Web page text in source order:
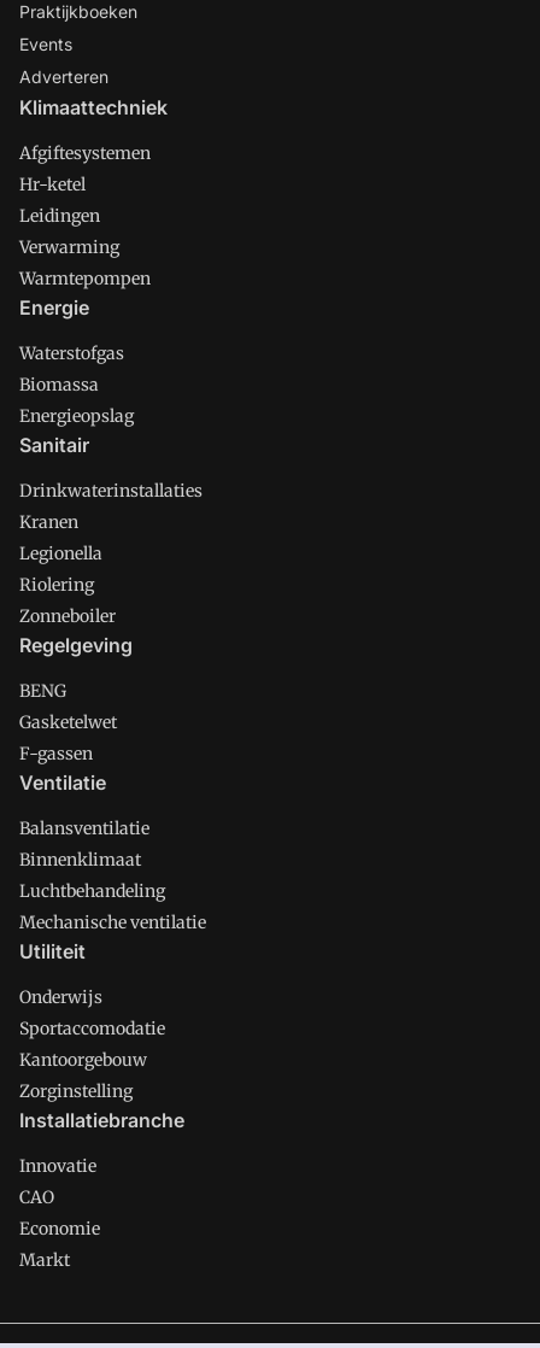
Praktijkboeken
Events
Adverteren
Klimaattechniek
Afgiftesystemen
Hr-ketel
Leidingen
Verwarming
Warmtepompen
Energie
Waterstofgas
Biomassa
Energieopslag
Sanitair
Drinkwaterinstallaties
Kranen
Legionella
Riolering
Zonneboiler
Regelgeving
BENG
Gasketelwet
F-gassen
Ventilatie
Balansventilatie
Binnenklimaat
Luchtbehandeling
Mechanische ventilatie
Utiliteit
Onderwijs
Sportaccomodatie
Kantoorgebouw
Zorginstelling
Installatiebranche
Innovatie
CAO
Economie
Markt